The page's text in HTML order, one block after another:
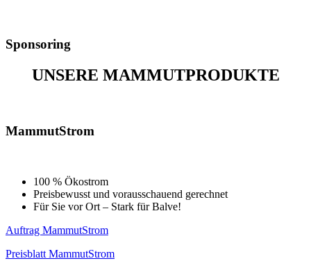
Sponsoring
UNSERE MAMMUTPRODUKTE
MammutStrom
100 % Ökostrom
Preisbewusst und vorausschauend gerechnet
Für Sie vor Ort – Stark für Balve!
Auftrag MammutStrom
Preisblatt MammutStrom